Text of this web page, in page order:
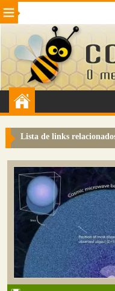
Beleza Cinema e TV
Internet Jogos NotÃ­cias
VeÃ­culos Adulto
Sugerir Link
Colmeia Exchange
Perguntas Frequentes
Contato
Lista de links